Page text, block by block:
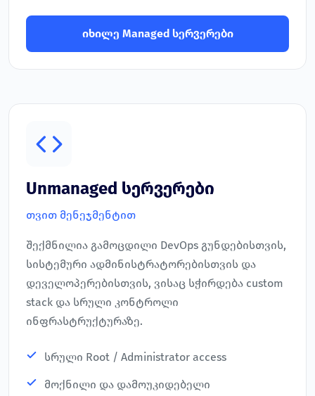
იხილე Managed სერვერები
Unmanaged სერვერები
თვით მენეჯმენტით
შექმნილია გამოცდილი DevOps გუნდებისთვის,
სისტემური ადმინისტრატორებისთვის და
დეველოპერებისთვის, ვისაც სჭირდება custom
stack და სრული კონტროლი
ინფრასტრუქტურაზე.
სრული Root / Administrator access
მოქნილი და დამოუკიდებელი